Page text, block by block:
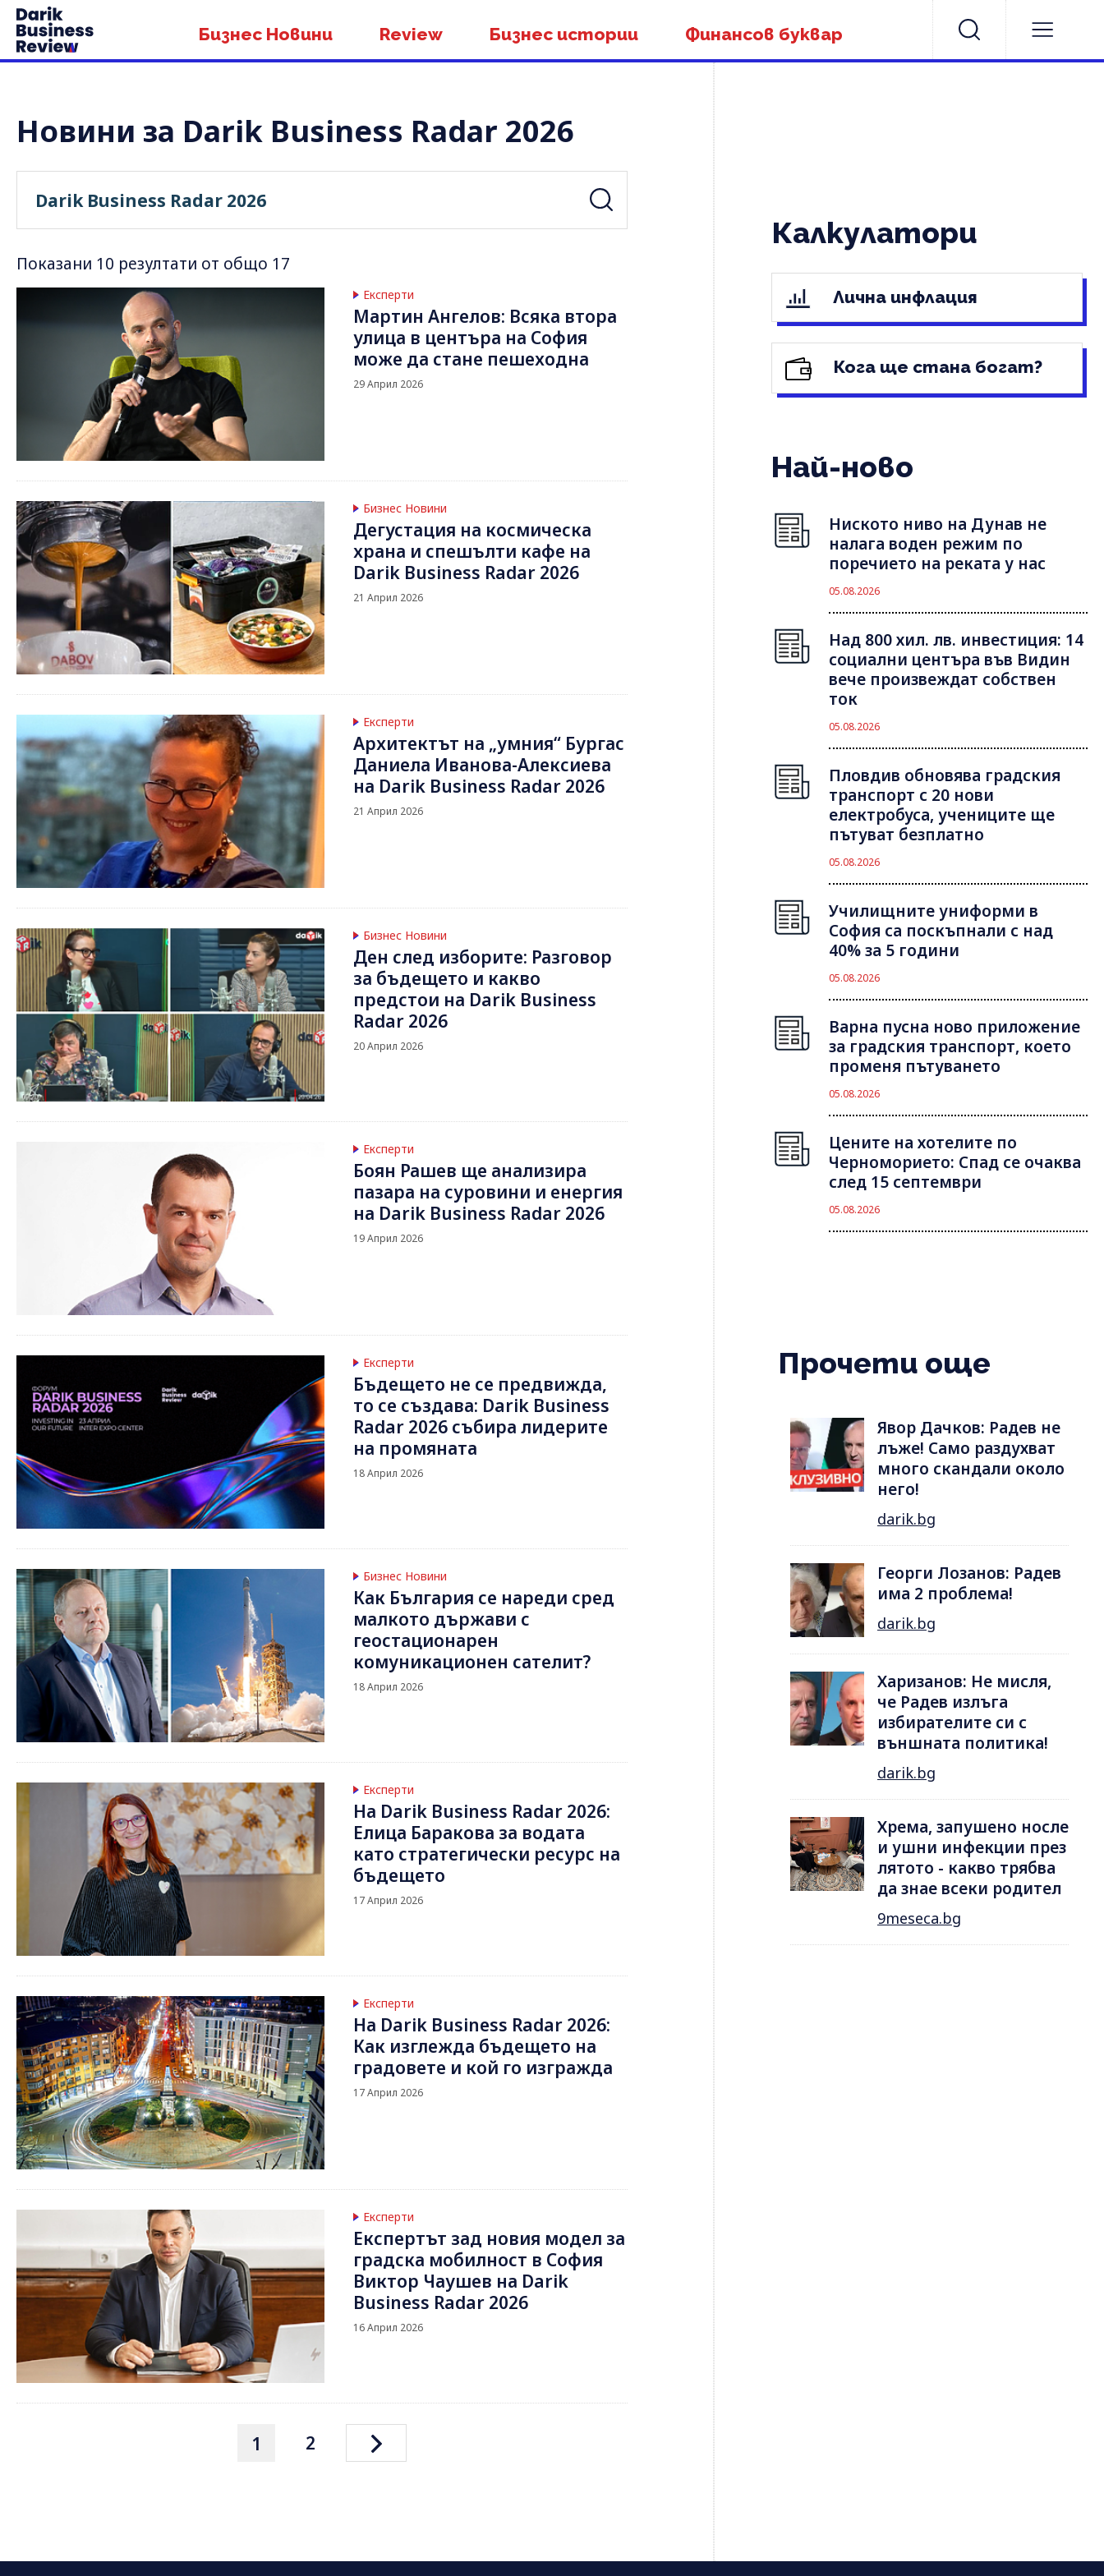
Бизнес Новини Review Бизнес истории Финансов буквар
Новини за Darik Business Radar 2026
Показани 10 резултати от общо 17
Експерти
Мартин Ангелов: Всяка втора
улица в центъра на София
може да стане пешеходна
29 Април 2026
Бизнес Новини
Дегустация на космическа
храна и спешълти кафе на
Darik Business Radar 2026
21 Април 2026
Експерти
Архитектът на „умния“ Бургас
Даниела Иванова-Алексиева
на Darik Business Radar 2026
21 Април 2026
Бизнес Новини
Ден след изборите: Разговор
за бъдещето и какво
предстои на Darik Business
Radar 2026
20 Април 2026
Експерти
Боян Рашев ще анализира
пазара на суровини и енергия
на Darik Business Radar 2026
19 Април 2026
Експерти
Бъдещето не се предвижда,
то се създава: Darik Business
Radar 2026 събира лидерите
на промяната
18 Април 2026
Бизнес Новини
Как България се нареди сред
малкото държави с
геостационарен
комуникационен сателит?
18 Април 2026
Експерти
На Darik Business Radar 2026:
Елица Баракова за водата
като стратегически ресурс на
бъдещето
17 Април 2026
Експерти
На Darik Business Radar 2026:
Как изглежда бъдещето на
градовете и кой го изгражда
17 Април 2026
Експерти
Експертът зад новия модел за
градска мобилност в София
Виктор Чаушев на Darik
Business Radar 2026
16 Април 2026
1 2
Калкулатори
Лична инфлация
Кога ще стана богат?
Най-ново
Ниското ниво на Дунав не
налага воден режим по
поречието на реката у нас
05.08.2026
Над 800 хил. лв. инвестиция: 14
социални центъра във Видин
вече произвеждат собствен
ток
05.08.2026
Пловдив обновява градския
транспорт с 20 нови
електробуса, учениците ще
пътуват безплатно
05.08.2026
Училищните униформи в
София са поскъпнали с над
40% за 5 години
05.08.2026
Варна пусна ново приложение
за градския транспорт, което
променя пътуването
05.08.2026
Цените на хотелите по
Черноморието: Спад се очаква
след 15 септември
05.08.2026
Прочети още
Явор Дачков: Радев не
лъже! Само раздухват
много скандали около
него!
darik.bg
Георги Лозанов: Радев
има 2 проблема!
darik.bg
Харизанов: Не мисля,
че Радев излъга
избирателите си с
външната политика!
darik.bg
Хрема, запушено носле
и ушни инфекции през
лятотo - какво трябва
да знае всеки родител
9meseca.bg